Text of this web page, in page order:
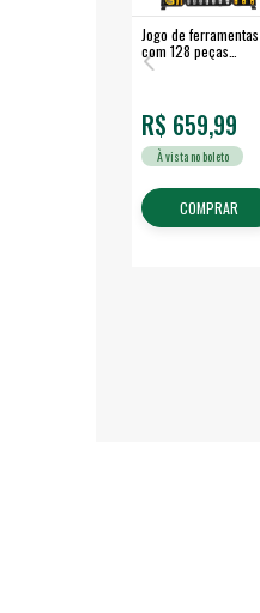
Jogo de ferramentas
com 128 peças
embalagem fechada -
R$ 659,99
À vista no boleto
COMPRAR